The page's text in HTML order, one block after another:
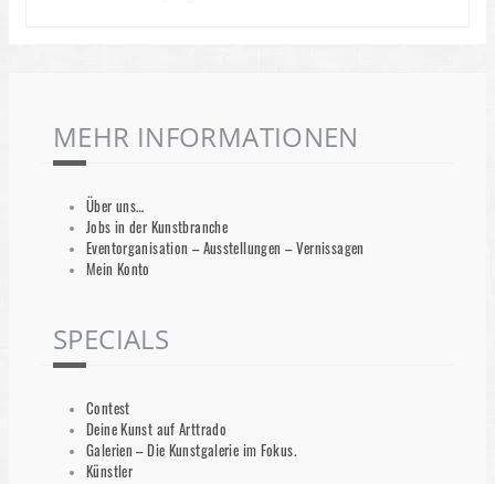
MEHR INFORMATIONEN
Über uns…
Jobs in der Kunstbranche
Eventorganisation – Ausstellungen – Vernissagen
Mein Konto
SPECIALS
Contest
Deine Kunst auf Arttrado
Galerien – Die Kunstgalerie im Fokus.
Künstler